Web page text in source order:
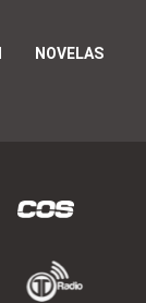
NOVELAS